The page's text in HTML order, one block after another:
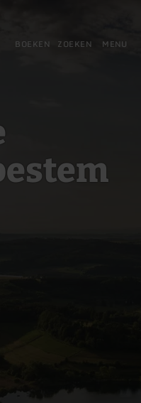
BOEKEN ZOEKEN MENU